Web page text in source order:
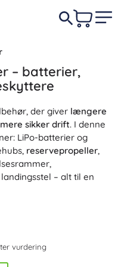
– batterier,
der giver længere
mere sikker drift. I denne
LiPo-batterier og
reservepropeller,
– alt til en
kontrol?
LED-lys til
med en stabil
hurtige USB‑C-kabler,
vurdering